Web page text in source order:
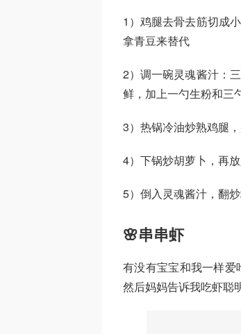
1）鸡腿去骨去筋切成
拿青豆来替代
2）调一碗灵魂酱汁：
鲜，加上一勺生粉和三
3）热锅冷油炒熟鸡腿
4）下锅炒胡萝卜，再
5）倒入灵魂酱汁，翻
🌸串串虾
有没有宝宝和我一样爱
然后妈妈告诉我吃虾聪